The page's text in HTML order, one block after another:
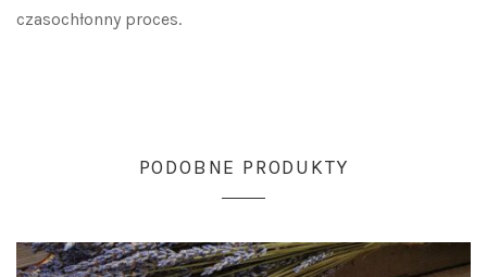
czasochłonny proces.
PODOBNE PRODUKTY